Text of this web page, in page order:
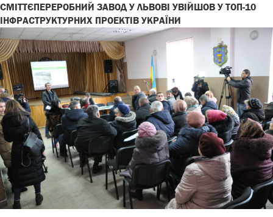
СМІТТЄПЕРЕРОБНИЙ ЗАВОД У ЛЬВОВІ УВІЙШОВ У ТОП-10
ІНФРАСТРУКТУРНИХ ПРОЕКТІВ УКРАЇНИ